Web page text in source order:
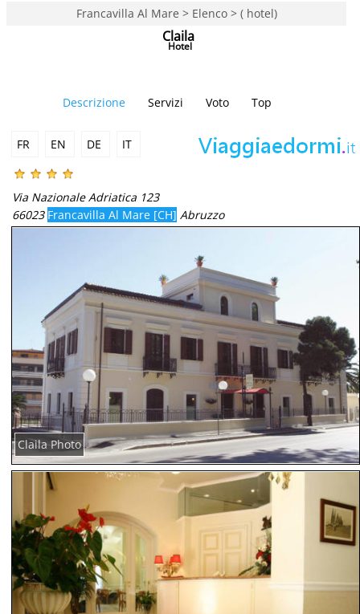
Francavilla Al Mare > Elenco > ( hotel)
Claila
Hotel
Descrizione Servizi Voto Top
FR EN DE IT
Via Nazionale Adriatica 123
66023 Francavilla Al Mare [CH] Abruzzo
Claila Photo